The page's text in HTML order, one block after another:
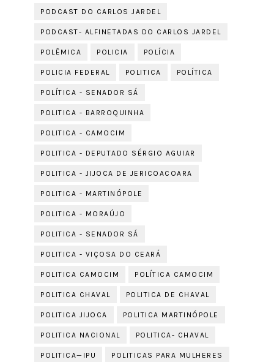
PODCAST DO CARLOS JARDEL
PODCAST- ALFINETADAS DO CARLOS JARDEL
POLÊMICA POLICIA POLÍCIA
POLICIA FEDERAL POLITICA POLÍTICA
POLÍTICA - SENADOR SÁ
POLITICA - BARROQUINHA
POLITICA - CAMOCIM
POLITICA - DEPUTADO SÉRGIO AGUIAR
POLITICA - JIJOCA DE JERICOACOARA
POLITICA - MARTINÓPOLE
POLITICA - MORAÚJO
POLITICA - SENADOR SÁ
POLITICA - VIÇOSA DO CEARÁ
POLITICA CAMOCIM POLÍTICA CAMOCIM
POLITICA CHAVAL POLITICA DE CHAVAL
POLITICA JIJOCA POLITICA MARTINÓPOLE
POLITICA NACIONAL POLITICA- CHAVAL
POLITICA—IPU POLITICAS PARA MULHERES